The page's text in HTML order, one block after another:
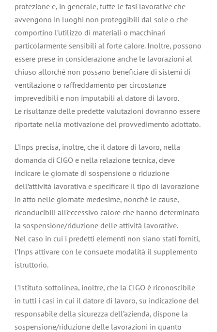
protezione e, in generale, tutte le fasi lavorative che
avvengono in luoghi non proteggibili dal sole o che
comportino l’utilizzo di materiali o macchinari
particolarmente sensibili al forte calore. Inoltre, possono
essere prese in considerazione anche le lavorazioni al
chiuso allorché non possano beneficiare di sistemi di
ventilazione o raffreddamento per circostanze
imprevedibili e non imputabili al datore di lavoro.
Le risultanze delle predette valutazioni dovranno essere
riportate nella motivazione del provvedimento adottato.
L’Inps precisa, inoltre, che il datore di lavoro, nella
domanda di CIGO e nella relazione tecnica, deve
indicare le giornate di sospensione o riduzione
dell’attività lavorativa e specificare il tipo di lavorazione
in atto nelle giornate medesime, nonché le cause,
riconducibili all’eccessivo calore che hanno determinato
la sospensione/riduzione delle attività lavorative.
Nel caso in cui i predetti elementi non siano stati forniti,
l’Inps attivare con le consuete modalità il supplemento
istruttorio.
L’Istituto sottolinea, inoltre, che la CIGO è riconoscibile
in tutti i casi in cui il datore di lavoro, su indicazione del
responsabile della sicurezza dell’azienda, dispone la
sospensione/riduzione delle lavorazioni in quanto